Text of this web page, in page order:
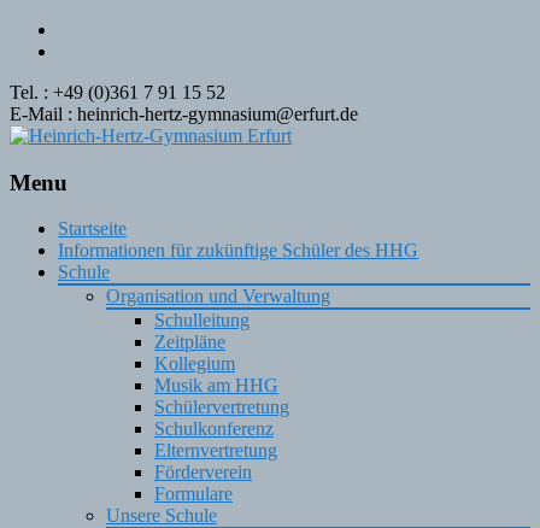
Tel. : +49 (0)361 7 91 15 52
E-Mail : heinrich-hertz-gymnasium@erfurt.de
Menu
Skip
content
Startseite
Informationen für zukünftige Schüler des HHG
Schule
Organisation und Verwaltung
Schulleitung
Zeitpläne
Kollegium
Musik am HHG
Schülervertretung
Schulkonferenz
Elternvertretung
Förderverein
Formulare
Unsere Schule